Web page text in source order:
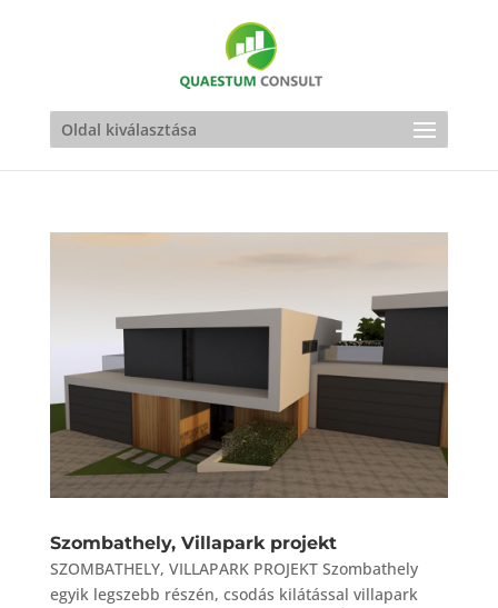
Oldal kiválasztása
Szombathely, Villapark projekt
SZOMBATHELY, VILLAPARK PROJEKT Szombathely
egyik legszebb részén, csodás kilátással villapark